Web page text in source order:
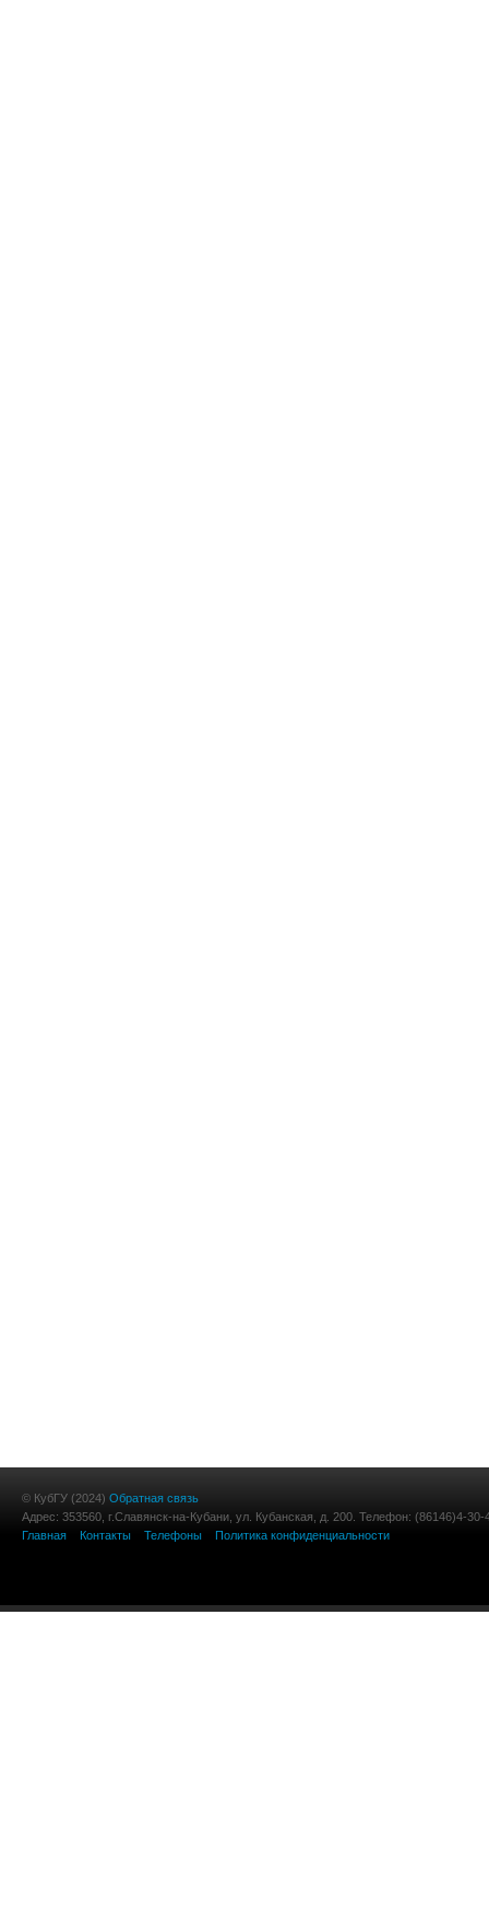
© КубГУ (2024) Обратная связь
Адрес: 353560, г.Славянск-на-Кубани, ул. Кубанская, д. 200. Телефон: (86146)4-30-
Главная
Контакты Телефоны Политика конфиденциальности